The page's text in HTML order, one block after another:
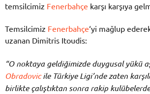
temsilcimiz Fenerbahçe karşı karşıya
Temsilcimiz Fenerbahçe‘yi mağlup
uzanan Dimitris Itoudis:
“O noktaya geldiğimizde duygusal yükü
Obradovicile Türkiye Ligi’nde zaten
birlikte çalıştıktan sonra rakip